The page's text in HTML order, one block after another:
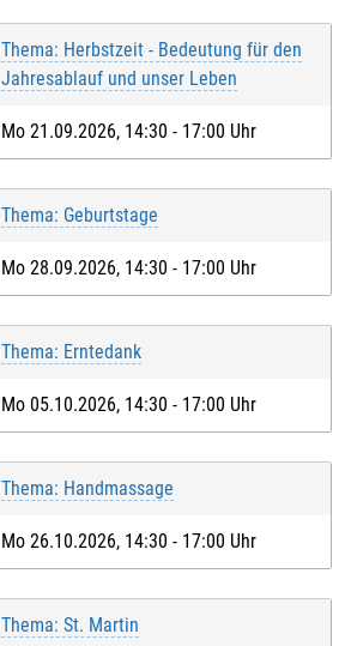
Thema: Herbstzeit - Bedeutung für den
Jahresablauf und unser Leben
Mo 21.09.2026, 14:30 - 17:00 Uhr
Thema: Geburtstage
Mo 28.09.2026, 14:30 - 17:00 Uhr
Thema: Erntedank
Mo 05.10.2026, 14:30 - 17:00 Uhr
Thema: Handmassage
Mo 26.10.2026, 14:30 - 17:00 Uhr
Thema: St. Martin